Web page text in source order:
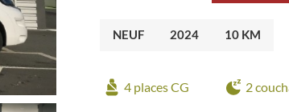
NEUF 2024 10 KM
4 places CG 2